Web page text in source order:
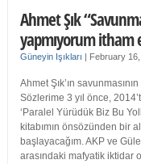
Ahmet Şık
yapmıyorum itham
Güneyin Işıkları | February
Ahmet Şık’ın
Sözlerime 3 yıl önce,
‘Paralel Yürüdük Biz Bu
kitabımın önsözünden bir
başlayacağım. AKP ve
arasındaki mafyatik iktidar